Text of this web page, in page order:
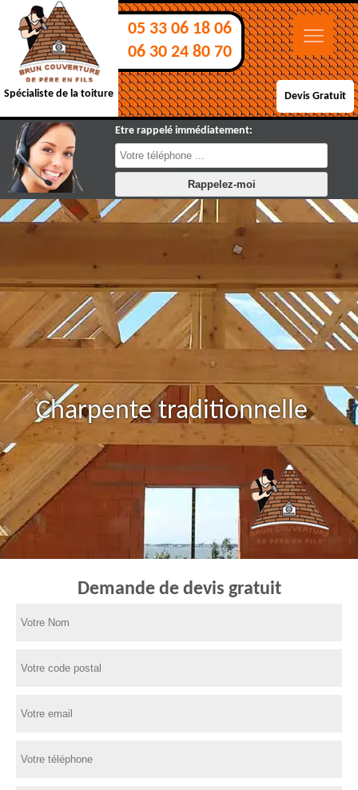
Spécialiste de la toiture
05 33 06 18 06
06 30 24 80 70
Devis Gratuit
Etre rappelé immédiatement:
Charpente traditionnelle
Demande de devis gratuit